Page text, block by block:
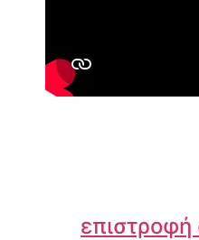
επιστροφή